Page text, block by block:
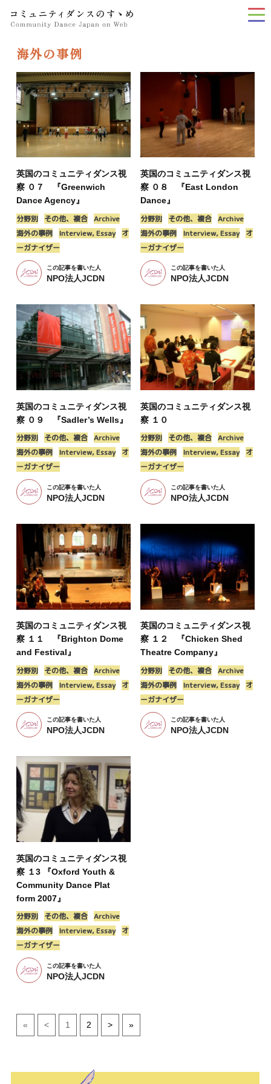
海外の事例
英国のコミュニティダンス視
察 ０７ 『Greenwich
Dance Agency』
分野別 その他、複合 Archive
海外の事例
Interview, Essay
オ
ーガナイザー
この記事を書いた人
NPO法人JCDN
英国のコミュニティダンス視
察 ０８ 『East London
Dance』
分野別 その他、複合 Archive
海外の事例
Interview, Essay
オ
ーガナイザー
この記事を書いた人
NPO法人JCDN
英国のコミュニティダンス視
察 ０９ 『Sadler’s Wells』
分野別 その他、複合 Archive
海外の事例
Interview, Essay
オ
ーガナイザー
この記事を書いた人
NPO法人JCDN
英国のコミュニティダンス視
察 １０
分野別 その他、複合 Archive
海外の事例
Interview, Essay
オ
ーガナイザー
この記事を書いた人
NPO法人JCDN
英国のコミュニティダンス視
察 １１ 『Brighton Dome
and Festival』
分野別 その他、複合 Archive
海外の事例
Interview, Essay
オ
ーガナイザー
この記事を書いた人
NPO法人JCDN
英国のコミュニティダンス視
察 １２ 『Chicken Shed
Theatre Company』
分野別 その他、複合 Archive
海外の事例
Interview, Essay
オ
ーガナイザー
この記事を書いた人
NPO法人JCDN
英国のコミュニティダンス視
察 １3 『Oxford Youth &
Community Dance Plat
form 2007』
分野別 その他、複合 Archive
海外の事例
Interview, Essay
オ
ーガナイザー
この記事を書いた人
NPO法人JCDN
« < 1 2 > »